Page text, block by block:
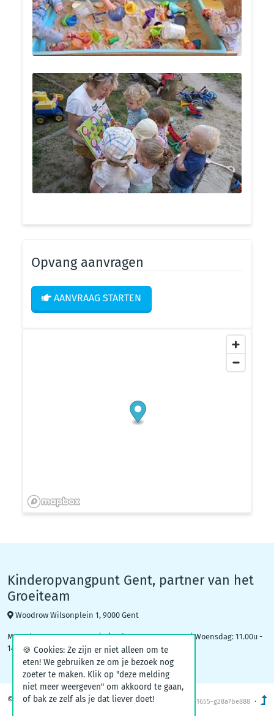
Opvang aanvragen
AANVRAAG STARTEN
Kinderopvangpunt Gent, partner van het
Groeiteam
Woodrow Wilsonplein 1, 9000 Gent
Maandag: 09.00u – 12.30u | Dinsdag: 16.30u - 19.00u | Woensdag: 11.00u -
14.00u
© 2026 Kinderopvang Gent v1.2-1655-g28a7be888 ·
🍪 Cookies: Ze zijn er niet alleen om te
eten! We gebruiken ze om je bezoek nog
zoeter te maken. Klik op "deze melding
niet meer weergeven" om akkoord te gaan,
of bak ze zelf als je dat liever doet!